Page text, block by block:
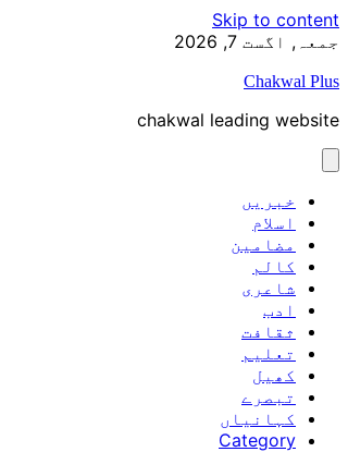
Skip to content
جمعہ, اگست 7, 2026
Chakwal Plus
chakwal leading website
خبریں
اسلام
مضامین
کالم
شاعری
ادب
ثقافت
تعلیم
کھیل
تبصرے
کہانیاں
Category